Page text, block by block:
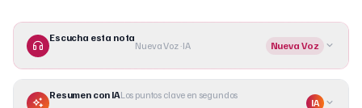
Escucha esta nota
Nueva Voz · IA Nueva Voz
Resumen con IALos puntos clave en segundos
IA